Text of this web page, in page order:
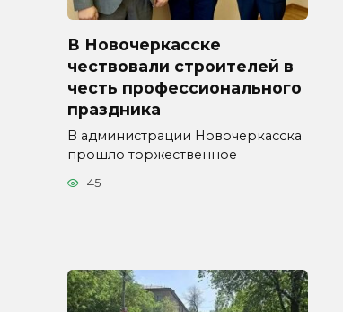
В Новочеркасске
чествовали строителей в
честь профессионального
праздника
В администрации Новочеркасска
прошло торжественное
45